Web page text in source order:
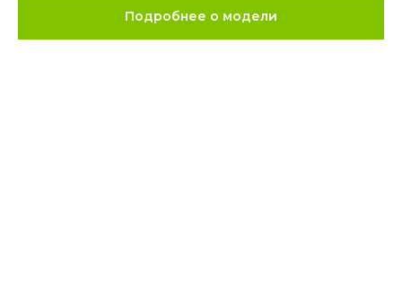
Подробнее о модели